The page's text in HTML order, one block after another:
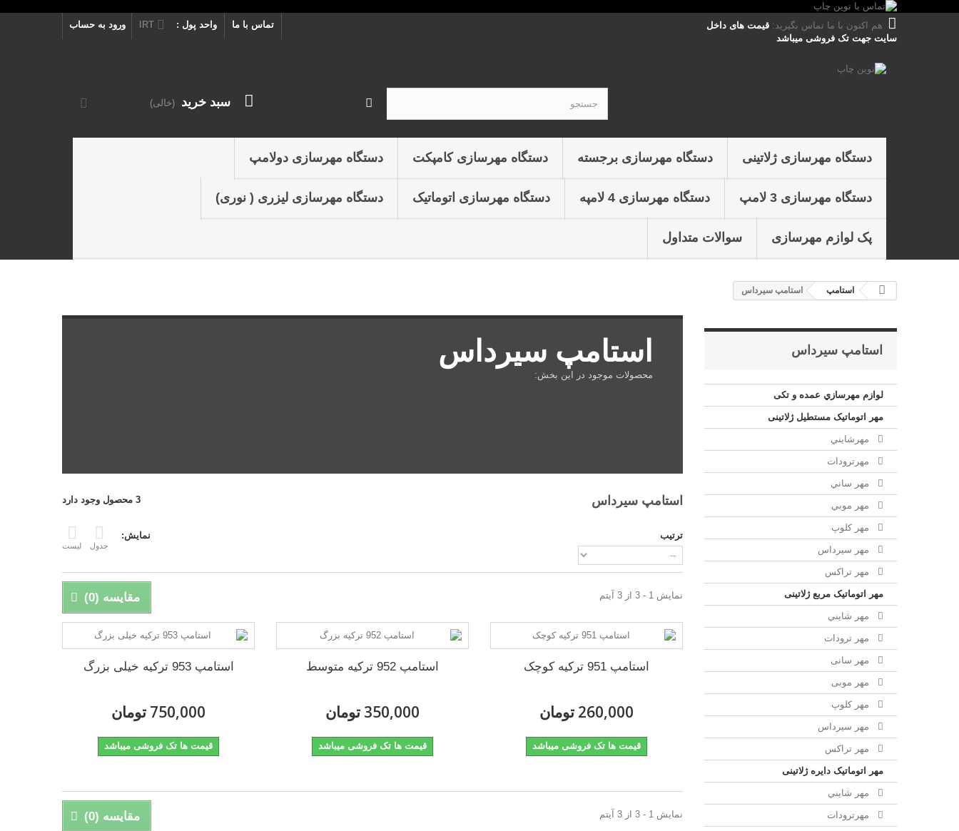
ورود به حساب واحد پول : IRT تماس با ما هم اکنون با ما تماس بگیرید: قیمت های داخل
سایت جهت تک فروشی میباشد
سبد خرید (خالی)
دستگاه مهرسازی ژلاتینی دستگاه مهرسازی برجسته دستگاه مهرسازی کامپکت دستگاه مهرسازی دولامپ
دستگاه مهرسازی 3 لامپ دستگاه مهرسازی 4 لامپه دستگاه مهرسازی اتوماتیک دستگاه مهرسازی لیزری ( نوری)
پک لوازم مهرسازی سوالات متداول
استامپ استامپ سيرداس
استامپ سيرداس
لوازم مهرسازي عمده و تکی
مهر اتوماتیک مستطيل ژلاتینی
مهرشايني
مهرترودات
مهر ساني
مهر موبي
مهر كلوپ
مهر سيرداس
مهر تراکس
مهر اتوماتیک مربع ژلاتینی
مهر شايني
مهر ترودات
مهر سانی
مهر موبی
مهر كلوپ
مهر سيرداس
مهر تراکس
مهر اتوماتیک دايره ژلاتینی
مهر شايني
مهرترودات
استامپ سيرداس
محصولات موجود در اين بخش:
استامپ سيرداس 3 محصول وجود دارد
نمایش:
جدول لیست
ترتیب
مقایسه (0
) نمایش 1 - 3 از 3 آیتم
استامپ 951 ترکیه کوچک
260,000 تومان
قیمت ها تک فروشی میباشد
استامپ 952 ترکیه متوسط
350,000 تومان
قیمت ها تک فروشی میباشد
استامپ 953 ترکیه خیلی بزرگ
750,000 تومان
قیمت ها تک فروشی میباشد
مقایسه (0
) نمایش 1 - 3 از 3 آیتم